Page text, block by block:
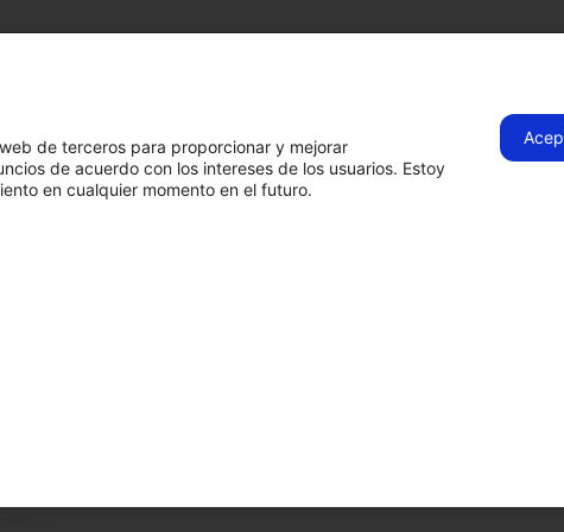
Humanes de
Madrid, Madrid
Llámanos
Hermadi Tools |
de terceros para proporcionar y mejorar
de acuerdo con los intereses de los usuarios. Estoy
en cualquier momento en el futuro.